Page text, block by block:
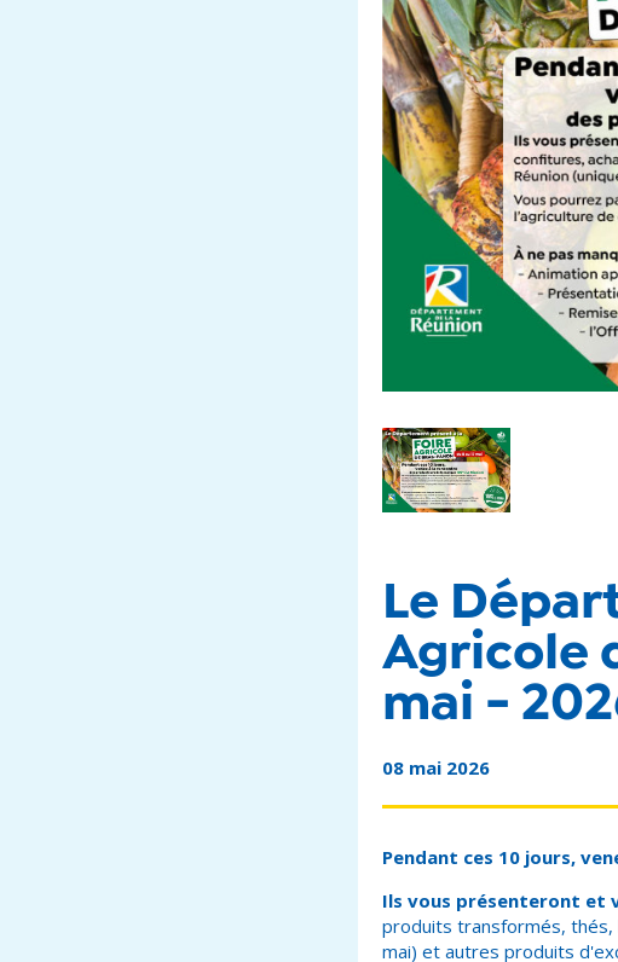
Le
Agricole
mai -
08 mai 2026
Pendant ces 10 jours,
Ils vous présenteront et
produits transformés, thés,
mai) et autres produits